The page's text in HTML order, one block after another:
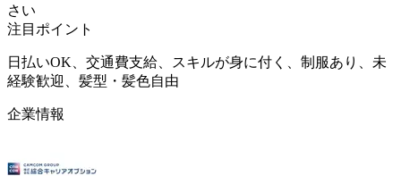
さい
注目ポイント
日払いOK、交通費支給、スキルが身に付く、制服あり、未
経験歓迎、髪型・髪色自由
企業情報